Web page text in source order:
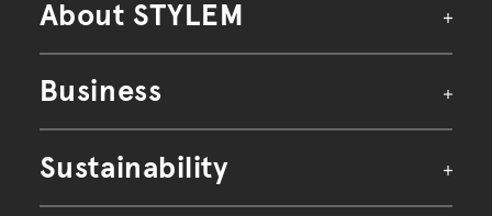
About STYLEM
アイデンティティ
企業理念
Business
Sustainability